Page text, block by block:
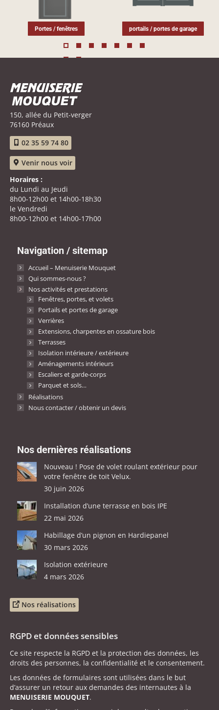
Portes / fenêtres portails / portes de garage
150, allée du Petit-verger
76160 Préaux
02 35 59 74 80
Venir nous voir
Horaires :
du Lundi au Jeudi
8h00-12h00 et 14h00-18h30
le Vendredi
8h00-12h00 et 14h00-17h00
Navigation / sitemap
Accueil – Menuiserie Mouquet
Qui sommes-nous ?
Nos activités et prestations
Fenêtres, portes, et volets
Portails et portes de garage
Verrières
Extensions, charpentes en ossature bois
Terrasses
Isolation intérieure / extérieure
Aménagements intérieurs
Escaliers et garde-corps
Parquet et sols…
Réalisations
Nous contacter / obtenir un devis
Nos dernières réalisations
Nouveau ! Pose de volet roulant extérieur pour
votre fenêtre de toit Velux.
30 juin 2026
Installation d’une terrasse en bois IPE
22 mai 2026
Habillage d’un pignon en Hardiepanel
30 mars 2026
Isolation extérieure
4 mars 2026
Nos réalisations
RGPD et données sensibles
Ce site respecte la RGPD et la protection des données, les
droits des personnes, la confidentialité et le consentement.
Les données de formulaires sont utilisées dans le but
d’assurer un retour aux demandes des internautes à la
MENUISERIE MOUQUET.